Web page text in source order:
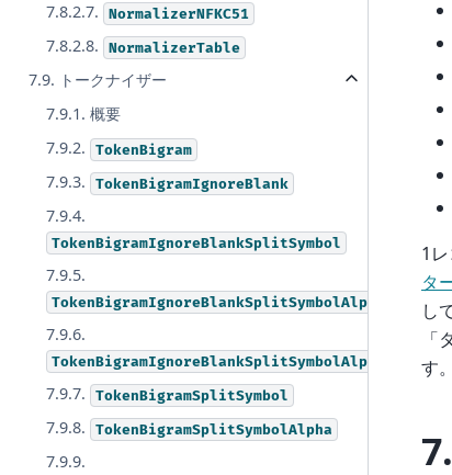
7.8.2.7. NormalizerNFKC51
7.8.2.8. NormalizerTable
7.9. トークナイザー
7.9.1. 概要
7.9.2.
TokenBigram
7.9.3. TokenBigramIgnoreBlank
7.9.4.
TokenBigramIgnoreBlankSplitSymbol
7.9.5.
TokenBigramIgnoreBlankSplitSymbolAlpha
7.9.6.
TokenBigramIgnoreBlankSplitSymbolAlphaDigit
7.9.7. TokenBigramSplitSymbol
7.9.8. TokenBigramSplitSymbolAlpha
7.9.9.
1
タ
し
す。